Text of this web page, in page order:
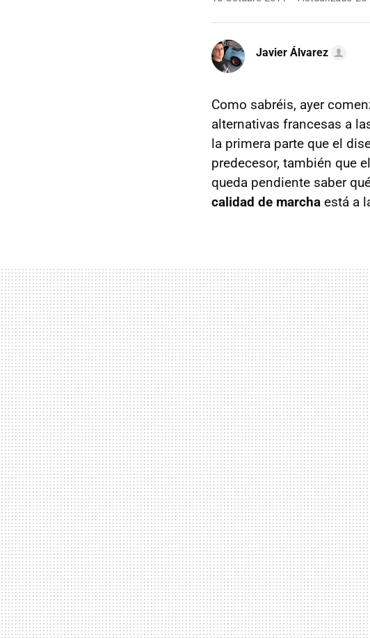
Javier Álvarez
Como sabréis, ayer
alternativas francesas a
la primera parte que el
predecesor, también que
queda pendiente saber
calidad de marcha está a